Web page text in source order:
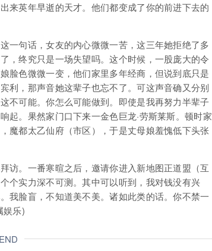
来英年早逝的天才。他们都变成了你的前进下去的
一句话，女友的内心微微一苦，这三年她拒绝了多
，终究只是一场失望吗。这个时候，一股庞大的令
脸色微微一变，他们家里多年经商，但说到底只是
利，那声音她这辈子也忘不了。可这声音确又分别
不可能。你怎么可能做到。即使是我再努力半辈子
起。果然家门口下来一金色巨龙·劳斯莱斯。顿时家
魔都太乙仙府（市区），于是丈母娘羞愧低下头张
访。一番寒暄之后，邀请你进入新地图正道盟（互
个实力深不可测。其中可以听到，我对钱没有兴
我脸盲，不知道美不美。诸如此类的话。你不禁一
娱乐)